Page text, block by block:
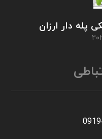
پله دار ارزان